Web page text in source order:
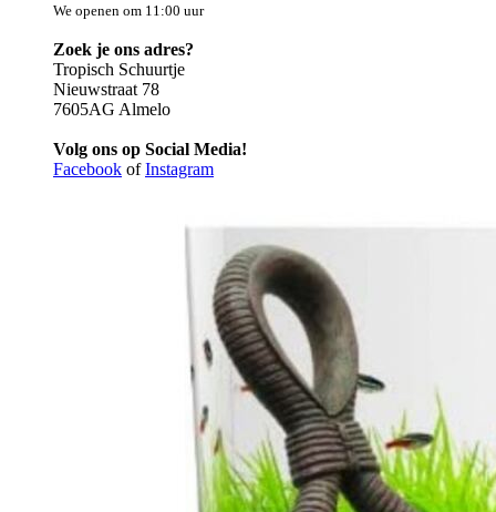
We openen om 11:00 uur
Zoek je ons adres?
Tropisch Schuurtje
Nieuwstraat 78
7605AG Almelo
Volg ons op Social Media!
Facebook ofInstagram